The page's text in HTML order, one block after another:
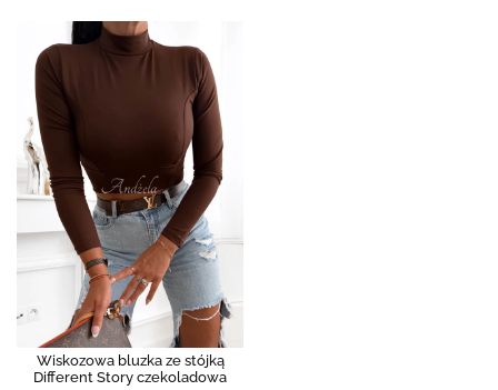
Wiskozowa bluzka ze stójką
Different Story czekoladowa